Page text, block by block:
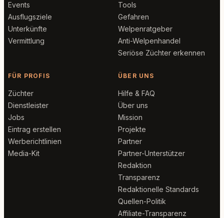
Events
Ausflugsziele
Unterkünfte
Vermittlung
Tools
Gefahren
Welpenratgeber
Anti-Welpenhandel
Seriöse Züchter erkennen
FÜR PROFIS
Züchter
Dienstleister
Jobs
Eintrag erstellen
Werberichtlinien
Media-Kit
ÜBER UNS
Hilfe & FAQ
Über uns
Mission
Projekte
Partner
Partner-Unterstützer
Redaktion
Transparenz
Redaktionelle Standards
Quellen-Politik
Affiliate-Transparenz